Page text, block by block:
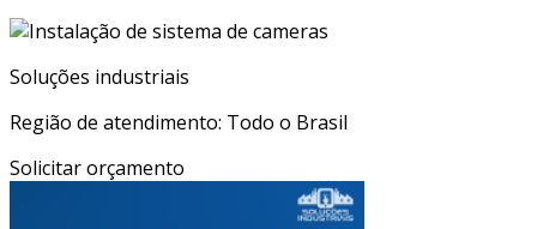
Soluções industriais
Região de atendimento: Todo o Brasil
Solicitar orçamento